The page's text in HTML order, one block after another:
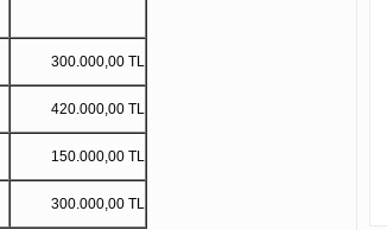
300.000,00 TL
420.000,00 TL
150.000,00 TL
300.000,00 TL